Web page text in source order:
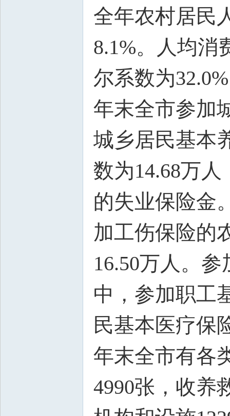
全年农村居民
8.1%。人均消
尔系数为
年末全市参加
城乡居民基本
数为14.68万
的失业保险金
加工伤保险的
16.50万人。
中，参加职工
民基本医疗保
年末全市有各
4990张，收养